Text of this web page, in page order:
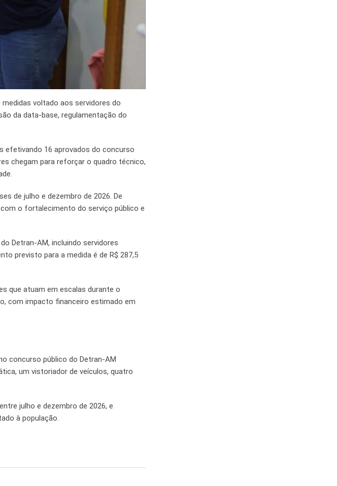
voltado aos servidores do
da data-base, regulamentação do
efetivando 16 aprovados do concurso
chegam para reforçar o quadro técnico,
de julho e dezembro de 2026. De
o fortalecimento do serviço público e
Detran-AM, incluindo servidores
previsto para a medida é de R$ 287,5
que atuam em escalas durante o
com impacto financeiro estimado em
concurso público do Detran-AM
um vistoriador de veículos, quatro
julho e dezembro de 2026, e
à população.